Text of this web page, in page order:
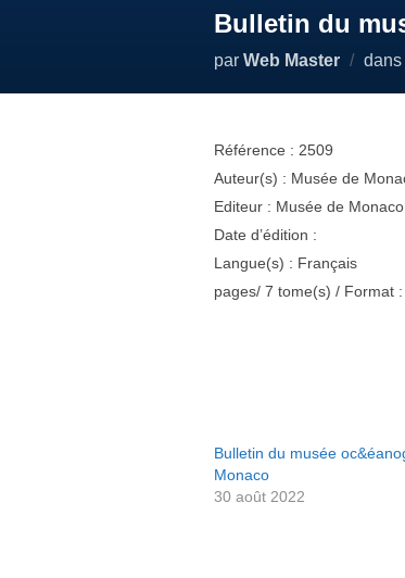
Bulletin du
par Web Master dans
Référence : 2509
Auteur(s) : Musée de
Editeur : Musée de Monaco
Date d’édition :
Langue(s) : Français
pages/ 7 tome(s) / Format
Bulletin du musée
Monaco
30 août 2022